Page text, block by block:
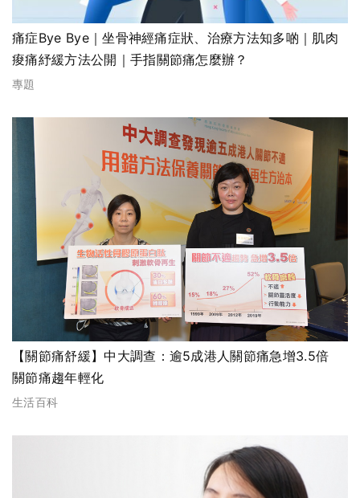
痛症Bye Bye｜坐骨神經痛症狀、治療方法知多啲｜肌肉
痠痛紓緩方法公開｜手指關節痛怎麼辦？
專題
【關節痛舒緩】中大調查：逾5成港人關節痛急增3.5倍
關節痛趨年輕化
生活百科